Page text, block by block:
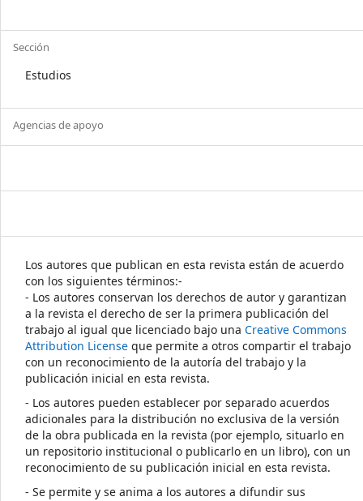
Sección
Estudios
Agencias de apoyo
Los autores que publican en esta revista están de acuerdo
con los siguientes términos:-
- Los autores conservan los derechos de autor y garantizan
a la revista el derecho de ser la primera publicación del
trabajo al igual que licenciado bajo una Creative Commons
Attribution License que permite a otros compartir el trabajo
con un reconocimiento de la autoría del trabajo y la
publicación inicial en esta revista.
- Los autores pueden establecer por separado acuerdos
adicionales para la distribución no exclusiva de la versión
de la obra publicada en la revista (por ejemplo, situarlo en
un repositorio institucional o publicarlo en un libro), con un
reconocimiento de su publicación inicial en esta revista.
- Se permite y se anima a los autores a difundir sus